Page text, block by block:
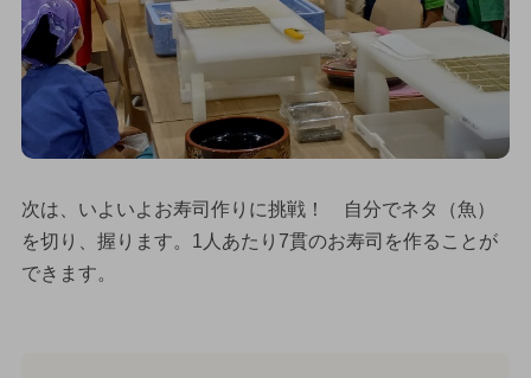
次は、いよいよお寿司作りに挑戦！ 自分でネタ（魚）
を切り、握ります。1人あたり7貫のお寿司を作ることが
できます。